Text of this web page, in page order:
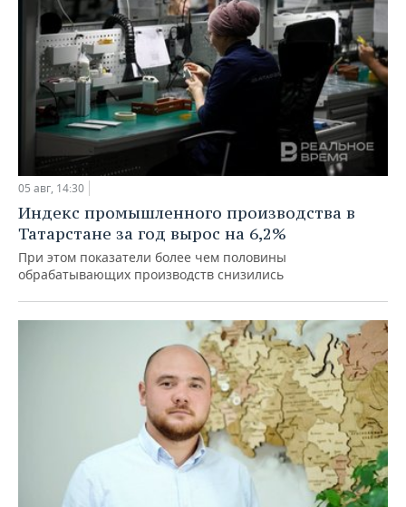
05 авг, 14:30
Индекс промышленного производства в
Татарстане за год вырос на 6,2%
При этом показатели более чем половины
обрабатывающих производств снизились